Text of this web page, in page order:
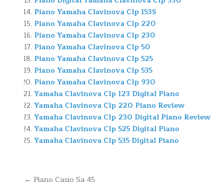
Piano Yamaha Clavinova Clp 153S
Piano Yamaha Clavinova Clp 220
Piano Yamaha Clavinova Clp 230
Piano Yamaha Clavinova Clp 50
Piano Yamaha Clavinova Clp 525
Piano Yamaha Clavinova Clp 535
Piano Yamaha Clavinova Clp 930
Yamaha Clavinova Clp 123 Digital Piano
Yamaha Clavinova Clp 220 Piano Review
Yamaha Clavinova Clp 230 Digital Piano Review
Yamaha Clavinova Clp 525 Digital Piano
Yamaha Clavinova Clp 535 Digital Piano
← Piano Casio Sa 45